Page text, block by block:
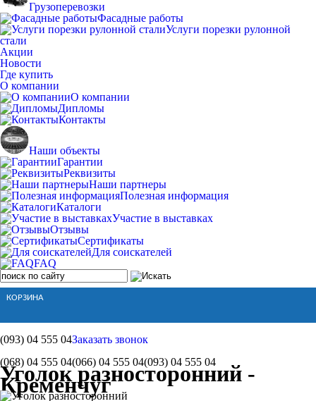
Грузоперевозки
Фасадные работы
Услуги порезки рулонной
стали
Акции
Новости
Где купить
О компании
О компании
Дипломы
Контакты
Наши объекты
Гарантии
Реквизиты
Наши партнеры
Полезная информация
Каталоги
Участие в выставках
Отзывы
Сертификаты
Для соискателей
FAQ
КОРЗИНА
(093) 04 555 04Заказать звонок
(068) 04 555 04(066) 04 555 04(093) 04 555 04
Уголок разносторонний -
Кременчуг